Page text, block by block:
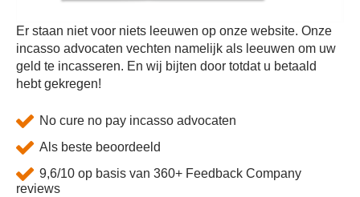
Er staan niet voor niets leeuwen op onze website. Onze
incasso advocaten vechten namelijk als leeuwen om uw
geld te incasseren. En wij bijten door totdat u betaald
hebt gekregen!
No cure no pay incasso advocaten
Als beste beoordeeld
9,6/10 op basis van 360+ Feedback Company
reviews